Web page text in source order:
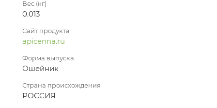
Вес (кг)
0.013
Сайт продукта
apicenna.ru
Форма выпуска
Ошейник
Страна происхождения
РОССИЯ